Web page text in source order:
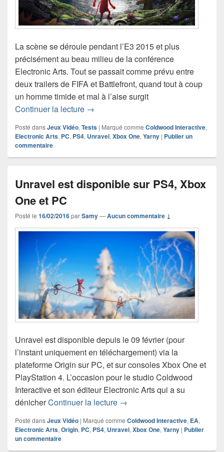
La scène se déroule pendant l’E3 2015 et plus
précisément au beau milieu de la conférence
Electronic Arts. Tout se passait comme prévu entre
deux trailers de FIFA et Battlefront, quand tout à coup
un homme timide et mal à l’aise surgit
Continuer la lecture Test de Unravel (PS4)
→
Posté dansJeux Vidéo, Tests | Marqué comme Coldwood Interactive,
Electronic Arts, PC, PS4, Unravel, Xbox One, Yarny | Publier un
commentaire
Unravel est disponible sur PS4, Xbox
One et PC
Posté le 16/02/2016parSamy—Aucun commentaire ↓
Unravel est disponible depuis le 09 février (pour
l’instant uniquement en téléchargement) via la
plateforme Origin sur PC, et sur consoles Xbox One et
PlayStation 4. L’occasion pour le studio Coldwood
Interactive et son éditeur Electronic Arts qui a su
dénicherContinuer la lecture Unravel est disponible sur
→
Posté dansJeux Vidéo | Marqué comme Coldwood Interactive, EA,
Electronic Arts, Origin, PC, PS4, Unravel, Xbox One, Yarny | Publier
un commentaire